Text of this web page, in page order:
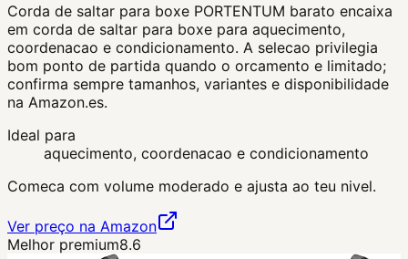
Corda de saltar para boxe PORTENTUM barato encaixa
em corda de saltar para boxe para aquecimento,
coordenacao e condicionamento. A selecao privilegia
bom ponto de partida quando o orcamento e limitado;
confirma sempre tamanhos, variantes e disponibilidade
na Amazon.es.
Ideal para
aquecimento, coordenacao e condicionamento
Comeca com volume moderado e ajusta ao teu nivel.
Ver preço na Amazon
Melhor premium8.6